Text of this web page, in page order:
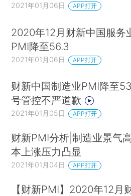
2021年01月06日 APP打开
2020年12月财新中国服务
PMI降至56.3
2021年01月06日 APP打开
财新中国制造业PMI降至
号管控不严道歉
2021年01月05日 APP打开
财新PMI分析|制造业景气
本上涨压力凸显
2021年01月04日 APP打开
【财新PMI】2020年12月